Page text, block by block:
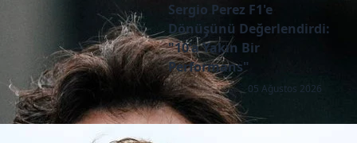
Sergio Perez F1'e
Dönüşünü Değerlendirdi:
"10'a Yakın Bir
Performans"
05 Ağustos 2026